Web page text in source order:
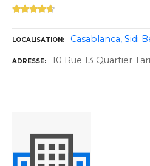
LOCALISATION Casablanca Sidi
ADRESSE 10 Rue 13 Quartier